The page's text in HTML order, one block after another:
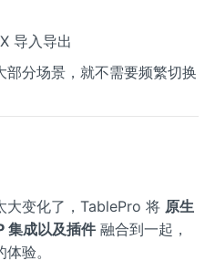
导入导出
分场景，就不需要频繁切换
大变化了，TablePro 将 原生
集成以及插件融合到一起，
验。